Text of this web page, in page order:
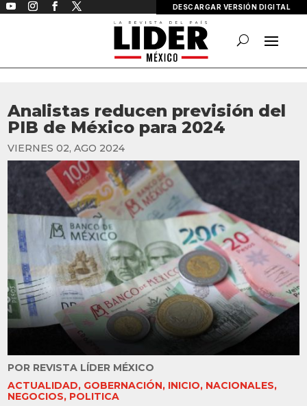
DESCARGAR VERSIÓN DIGITAL
Analistas reducen previsión del
PIB de México para 2024
VIERNES 02, AGO 2024
POR REVISTA LÍDER MÉXICO
ACTUALIDAD, GOBERNACIÓN, INICIO, NACIONALES,
NEGOCIOS, POLITICA